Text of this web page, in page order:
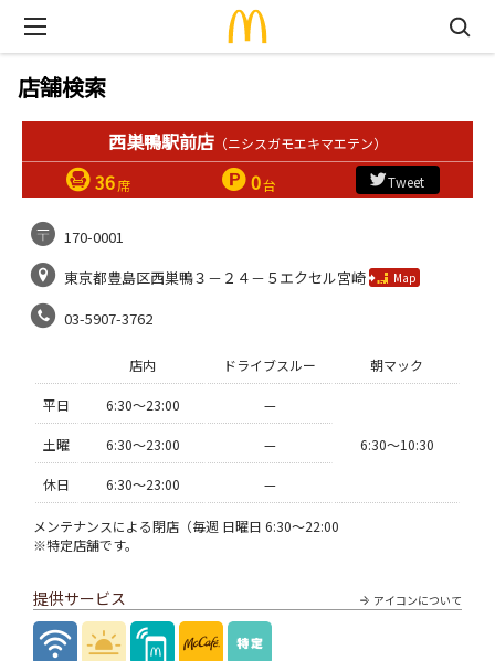
店舗検索
西巣鴨駅前店 （ニシスガモエキマエテン）
36席 0台 Tweet
170-0001
東京都豊島区西巣鴨３－２４－５エクセル宮崎
Map
03-5907-3762
店内 ドライブスルー 朝マック
平日 6:30〜23:00 —
6:30〜10:30
土曜 6:30〜23:00 —
休日 6:30〜23:00 —
メンテナンスによる閉店（毎週 日曜日 6:30～22:00
※特定店舗です。
アイコンについて
提供サービス